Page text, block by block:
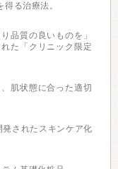
る治療法。
品質の良いものを」
た「クリニック限定
肌状態に合った適切
発されたスキンケア化